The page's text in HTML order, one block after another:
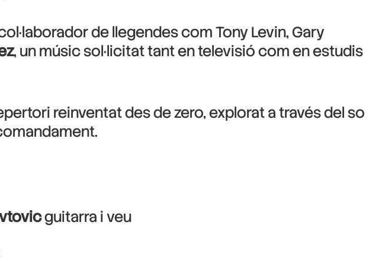
de llegendes com Tony Levin, Gary
, un músic sol·licitat tant en televisió com en estudis
reinventat des de zero, explorat a través del so
guitarra i veu